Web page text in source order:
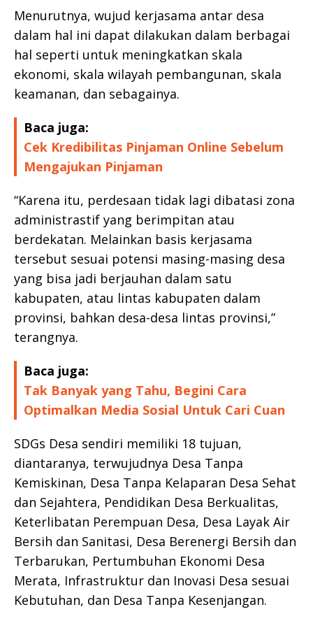
Menurutnya, wujud kerjasama antar desa
dalam hal ini dapat dilakukan dalam berbagai
hal seperti untuk meningkatkan skala
ekonomi, skala wilayah pembangunan, skala
keamanan, dan sebagainya.
Baca juga:
Cek Kredibilitas Pinjaman Online Sebelum
Mengajukan Pinjaman
“Karena itu, perdesaan tidak lagi dibatasi zona
administrastif yang berimpitan atau
berdekatan. Melainkan basis kerjasama
tersebut sesuai potensi masing-masing desa
yang bisa jadi berjauhan dalam satu
kabupaten, atau lintas kabupaten dalam
provinsi, bahkan desa-desa lintas provinsi,”
terangnya.
Baca juga:
Tak Banyak yang Tahu, Begini Cara
Optimalkan Media Sosial Untuk Cari Cuan
SDGs Desa sendiri memiliki 18 tujuan,
diantaranya, terwujudnya Desa Tanpa
Kemiskinan, Desa Tanpa Kelaparan Desa Sehat
dan Sejahtera, Pendidikan Desa Berkualitas,
Keterlibatan Perempuan Desa, Desa Layak Air
Bersih dan Sanitasi, Desa Berenergi Bersih dan
Terbarukan, Pertumbuhan Ekonomi Desa
Merata, Infrastruktur dan Inovasi Desa sesuai
Kebutuhan, dan Desa Tanpa Kesenjangan.